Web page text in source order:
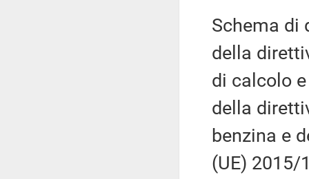
Schema di
della
di calcolo
della
benzina e
(UE) 2015/